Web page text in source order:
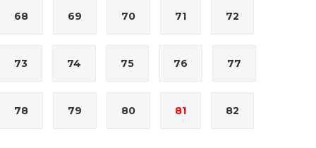
68 69 70 71 72
73 74 75 76 77
78 79 80 81 82